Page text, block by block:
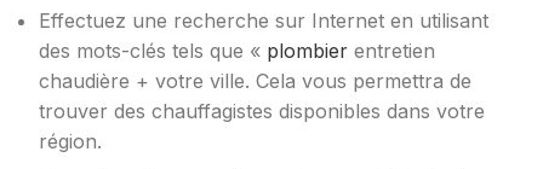
Effectuez une recherche sur Internet en utilisant
des mots-clés tels que « plombier entretien
chaudière + votre ville. Cela vous permettra de
trouver des chauffagistes disponibles dans votre
région.